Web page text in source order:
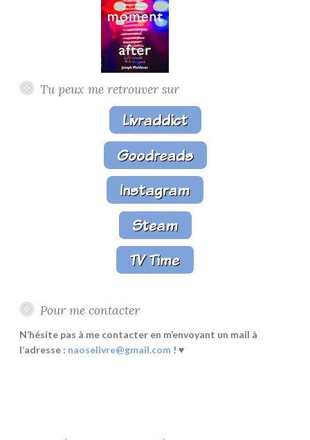
Tu peux me retrouver sur
Pour me contacter
N’hésite pas à me contacter en m’envoyant un mail à
l’adresse : naoselivre@gmail.com ! ♥